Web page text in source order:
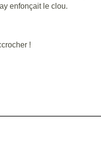
enfonçait le clou.
!